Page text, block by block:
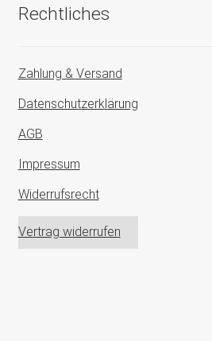
Rechtliches
Zahlung & Versand
Datenschutzerklärung
AGB
Impressum
Widerrufsrecht
Vertrag widerrufen